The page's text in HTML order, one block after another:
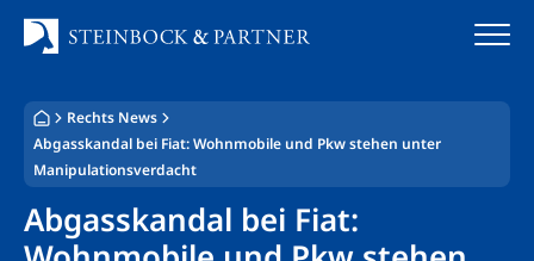
Inhalt
springen
Startseite
Kanzlei
Team
Rechts News
Abgasskandal bei Fiat: Wohnmobile und Pkw stehen unter
Manipulationsverdacht
Abgasskandal bei Fiat: